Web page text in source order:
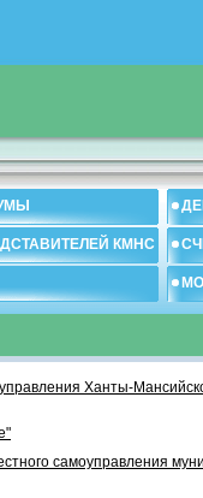
КМНС
Ханты-
самоуправления